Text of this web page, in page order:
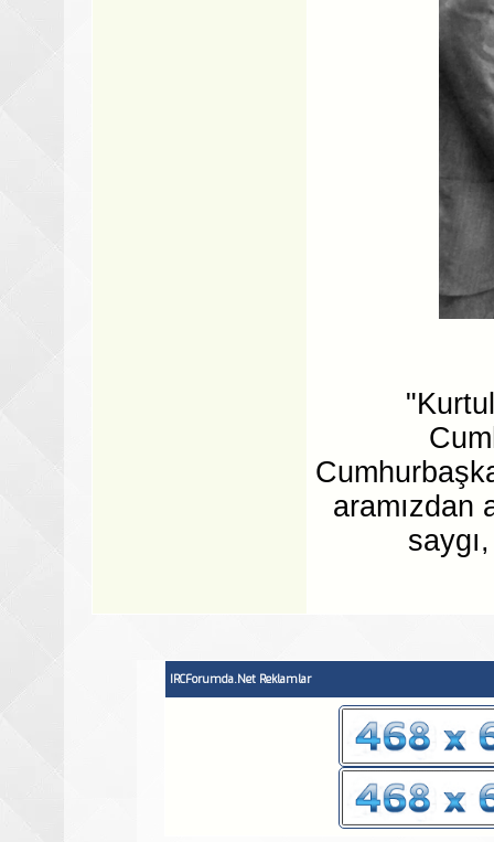
aramızdan
IRCForumda.Net Reklamlar